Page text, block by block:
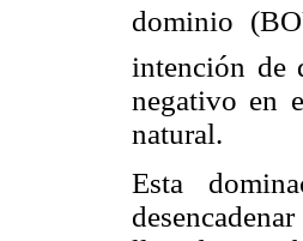
dominio
intención de
negativo en
natural.
Esta